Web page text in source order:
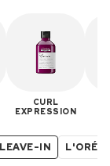
CURL
EXPRESSION
IN